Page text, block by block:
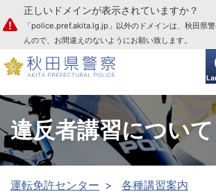
本文へ
正しいドメインが表示されていますか？
「police.pref.akita.lg.jp」以外のドメインは、秋田県
んので、お間違えのないようにお願い致します。
違反者講習について
運転免許センター
各種講習案内